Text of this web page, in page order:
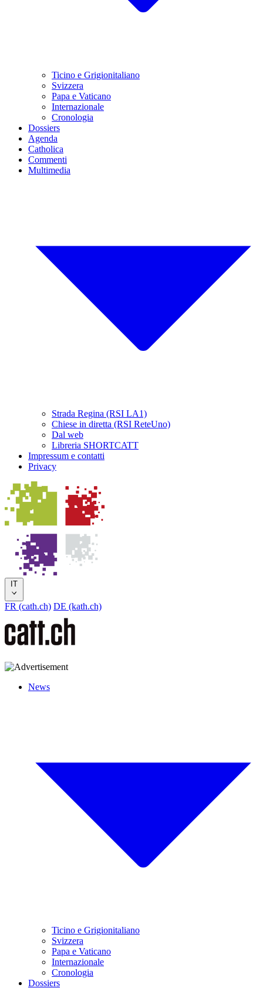
Ticino e Grigionitaliano
Svizzera
Papa e Vaticano
Internazionale
Cronologia
Dossiers
Agenda
Catholica
Commenti
Multimedia
Strada Regina (RSI LA1)
Chiese in diretta (RSI ReteUno)
Dal web
Libreria SHORTCATT
Impressum e contatti
Privacy
IT
FR (cath.ch) DE (kath.ch)
News
Ticino e Grigionitaliano
Svizzera
Papa e Vaticano
Internazionale
Cronologia
Dossiers